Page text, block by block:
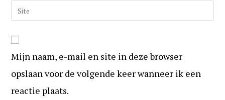
e-
mail
om
te
reageren
Vul
uw
URL
in
(optioneel)
Mijn naam, e-mail en site in deze browser
opslaan voor de volgende keer wanneer ik een
reactie plaats.